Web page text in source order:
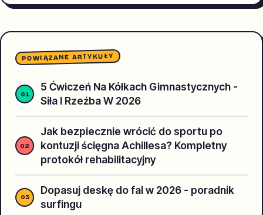
POWIĄZANE ARTYKUŁY
5 Ćwiczeń Na Kółkach Gimnastycznych -
Siła I Rzeźba W 2026
Jak bezpiecznie wrócić do sportu po
kontuzji ścięgna Achillesa? Kompletny
protokół rehabilitacyjny
Dopasuj deskę do fal w 2026 - poradnik
surfingu